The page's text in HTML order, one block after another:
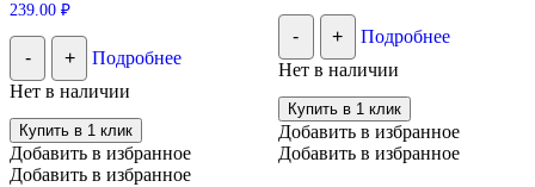
239.00 ₽
- +
Подробнее
Нет в наличии
Купить в 1 клик
Добавить в избранное
Добавить в избранное
- +
Подробнее
Нет в наличии
Купить в 1 клик
Добавить в избранное
Добавить в избранное